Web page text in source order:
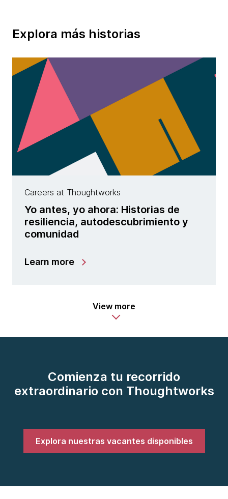
Explora más historias
Careers at Thoughtworks
Yo antes, yo ahora: Historias de
resiliencia, autodescubrimiento y
comunidad
Learn more
View more
Comienza tu recorrido
extraordinario con Thoughtworks
Explora nuestras vacantes disponibles